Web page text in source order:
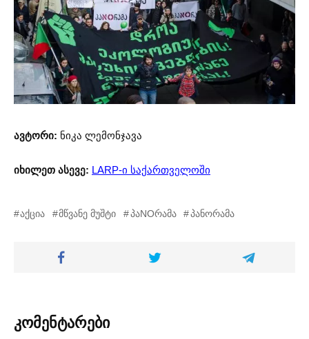
ავტორი: ნიკა ლემონჯავა
იხილეთ ასევე: LARP-ი საქართველოში
აქცია მწვანე მუშტი პაNOრამა პანორამა
კომენტარები